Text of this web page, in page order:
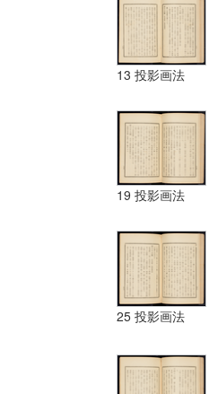
13 投影画法
19 投影画法
25 投影画法